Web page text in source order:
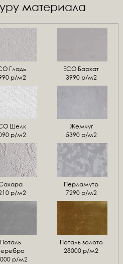
материала
Гладь
р/м2
ECO Бархат
3990 р/м2
Шелк
р/м2
Жемчуг
5390 р/м2
р/м2
Перламутр
7290 р/м2
Поталь
р/м2
Поталь золото
28000 р/м2